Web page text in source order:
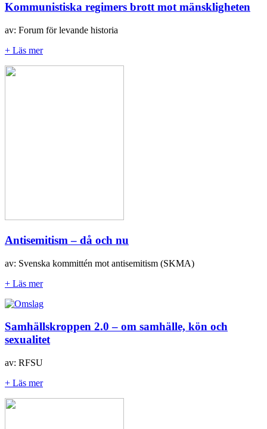
Kommunistiska regimers brott mot mänskligheten
av: Forum för levande historia
+ Läs mer
Antisemitism – då och nu
av: Svenska kommittén mot antisemitism (SKMA)
+ Läs mer
Samhällskroppen 2.0 – om samhälle, kön och
sexualitet
av: RFSU
+ Läs mer